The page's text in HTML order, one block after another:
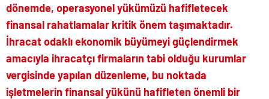
dönemde, operasyonel yükümüzü hafifletecek
finansal rahatlamalar kritik önem taşımaktadır.
İhracat odaklı ekonomik büyümeyi güçlendirmek
amacıyla ihracatçı firmaların tabi olduğu kurumlar
vergisinde yapılan düzenleme, bu noktada
işletmelerin finansal yükünü hafifleten önemli bir